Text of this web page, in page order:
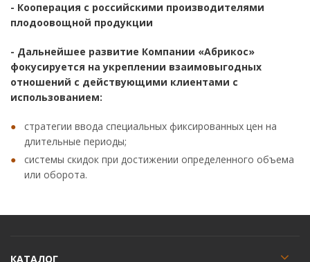
- Кооперация с российскими производителями
плодоовощной продукции
- Дальнейшее развитие Компании «Абрикос»
фокусируется на укреплении взаимовыгодных
отношений с действующими клиентами с
использованием:
стратегии ввода специальных фиксированных цен на
длительные периоды;
системы скидок при достижении определенного объема
или оборота.
КАТАЛОГ